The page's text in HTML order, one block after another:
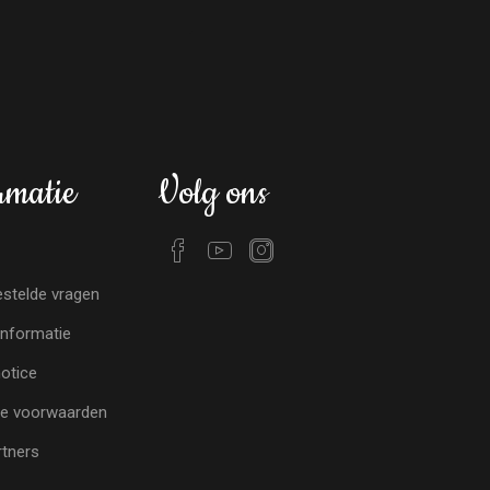
vragen
voorwaarden
Volg ons